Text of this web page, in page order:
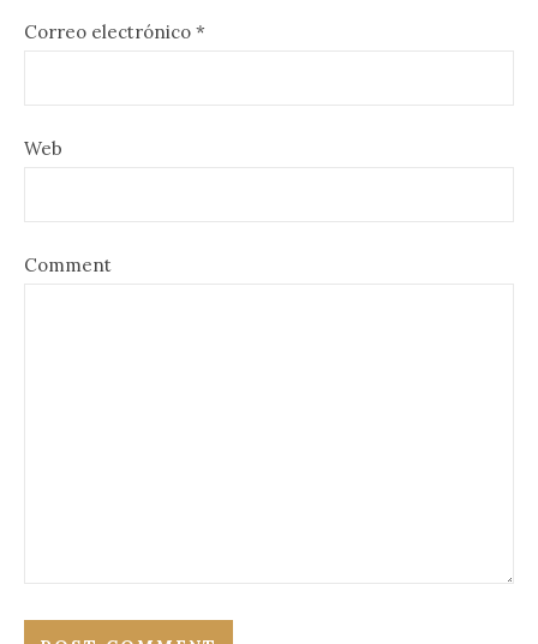
Correo electrónico *
Web
Comment